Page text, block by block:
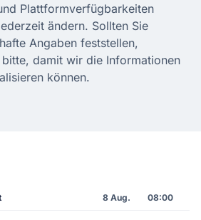
Plattformverfügbarkeiten
ändern. Sollten Sie
Angaben feststellen,
damit wir die Informationen
können.
8 Aug. 08:00